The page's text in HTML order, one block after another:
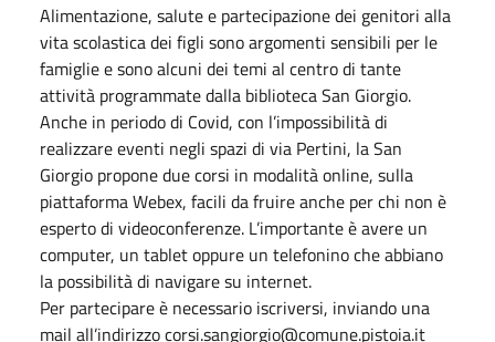
Alimentazione, salute e partecipazione dei genitori alla
vita scolastica dei figli sono argomenti sensibili per le
famiglie e sono alcuni dei temi al centro di tante
attività programmate dalla biblioteca San Giorgio.
Anche in periodo di Covid, con l’impossibilità di
realizzare eventi negli spazi di via Pertini, la San
Giorgio propone due corsi in modalità online, sulla
piattaforma Webex, facili da fruire anche per chi non è
esperto di videoconferenze. L’importante è avere un
computer, un tablet oppure un telefonino che abbiano
la possibilità di navigare su internet.
Per partecipare è necessario iscriversi, inviando una
mail all’indirizzo corsi.sangiorgio@comune.pistoia.it